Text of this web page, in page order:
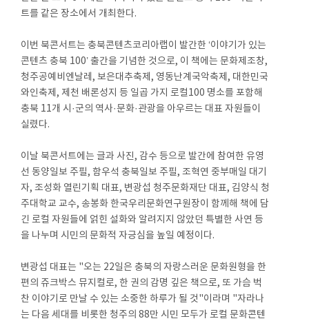
트를 같은 장소에서 개최한다.
이번 북콘서트는 충북콘텐츠코리아랩이 발간한 ‘이야기가 있는
콘텐츠 충북 100’ 출간을 기념한 것으로, 이 책에는 문화제조창,
청주공예비엔날레, 보은대추축제, 영동난계국악축제, 대한민국
와인축제, 제천 배론성지 등 일곱 가지 로컬100 명소를 포함해
충북 11개 시·군의 역사·문화·관광을 아우르는 대표 자원들이
실렸다.
이날 북콘서트에는 글과 사진, 감수 등으로 발간에 참여한 유영
선 동양일보 주필, 함우석 충북일보 주필, 조혁연 중부매일 대기
자, 조성화 열린기획 대표, 변광섭 청주문화재단 대표, 김양식 청
주대학교 교수, 송봉화 한국우리문화연구원장이 함께해 책에 담
긴 로컬 자원들에 얽힌 설화와 알려지지 않았던 특별한 사연 등
을 나누며 시민의 문화적 자긍심을 높일 예정이다.
변광섭 대표는 "오는 22일은 충북의 자랑스러운 문화원형을 한
편의 쥬크박스 뮤지컬로, 한 권의 감명 깊은 책으로, 또 가슴 벅
찬 이야기로 만날 수 있는 소중한 하루가 될 것"이라며 "자라나
는 다음 세대를 비롯한 청주의 88만 시민 모두가 로컬 문화콘텐